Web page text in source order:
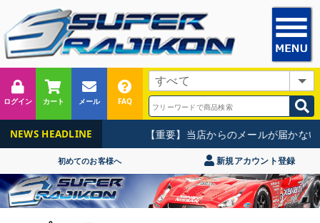
ログイン カート メール FAQ
NEWS HEADLINE 【重要】当店からのメールが届かない
初めてのお客様へ 新規アカウント登録